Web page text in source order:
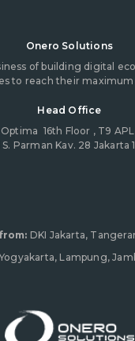
Onero Solutions
of building digital
to reach their
Head Office
Optima 16th Floor , T9
Parman Kav. 28 Jakarta
DKI Jakarta,
Lampung,